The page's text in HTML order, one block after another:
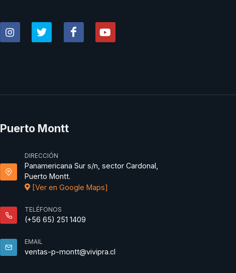
Puerto Montt
DIRECCIÓN
Panamericana Sur s/n, sector Cardonal,
Puerto Montt.
[Ver en Google Maps]
TELÉFONOS
(+56 65) 251 1409
EMAIL
ventas-p-montt@vivipra.cl